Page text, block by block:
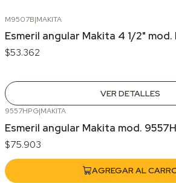
M9507B|MAKITA
Esmeril angular Makita 4 1/2"
$53.362
VER DETALLES
9557HPG|MAKITA
Esmeril angular Makita mod.
$75.903
AGREGAR AL